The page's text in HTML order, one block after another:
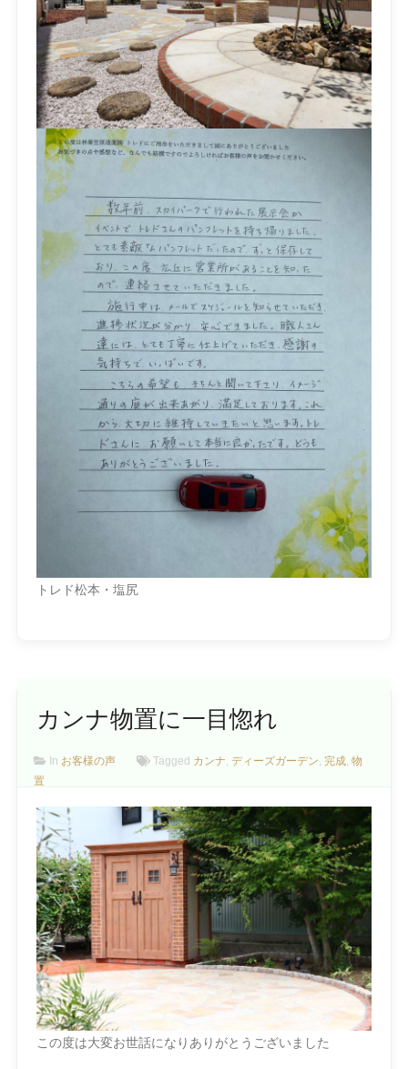
トレド松本・塩尻
カンナ物置に一目惚れ
In お客様の声 Tagged カンナ, ディーズガーデン, 完成, 物
置
この度は大変お世話になりありがとうございました